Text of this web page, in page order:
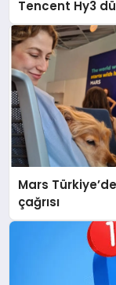
Tencent Hy3
Mars
çağrısı